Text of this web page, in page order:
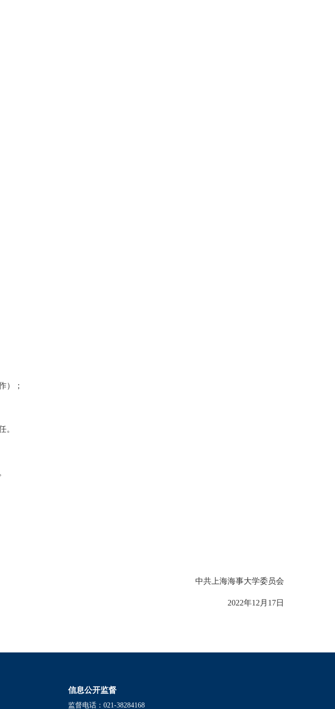
）；
。
中共上海海事大学委员会
2022年12月17日
信息公开监督
监督电话：021-38284168